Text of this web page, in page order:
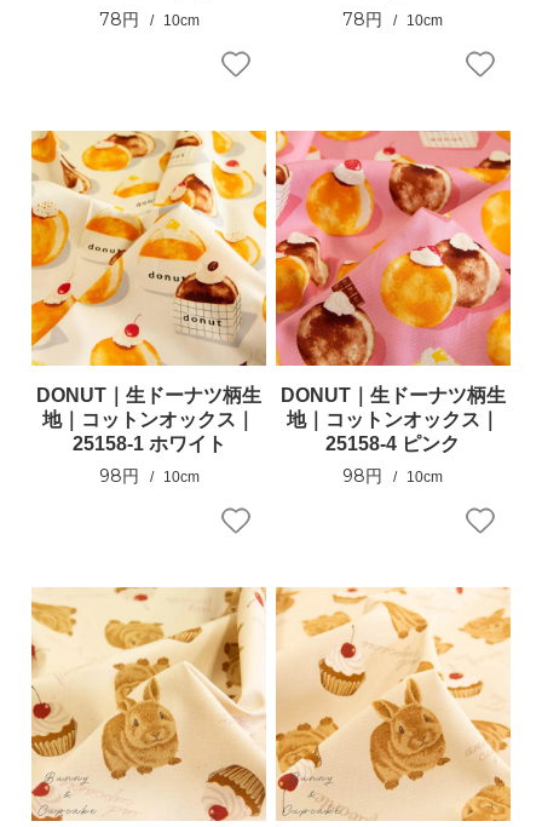
78円 10cm 78円 10cm
DONUT｜生ドーナツ柄生
地｜コットンオックス｜
25158-1 ホワイト
98円 10cm
DONUT｜生ドーナツ柄生
地｜コットンオックス｜
25158-4 ピンク
98円 10cm